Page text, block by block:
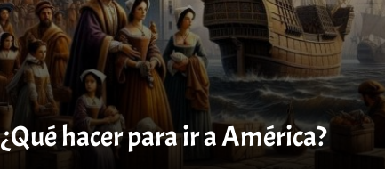
¿Qué hacer para ir a América?